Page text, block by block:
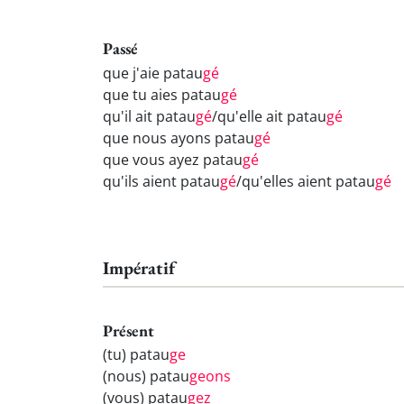
Passé
que j'aie pataugé
que tu aies pataugé
qu'il ait pataugé/qu'elle ait pataugé
que nous ayons pataugé
que vous ayez pataugé
qu'ils aient pataugé/qu'elles aient pataugé
Impératif
Présent
(tu) patauge
(nous) pataugeons
(vous) pataugez